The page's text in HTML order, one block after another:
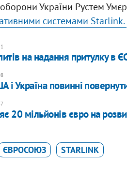
оборони України Рустем
системами Starlink.
на надання притулку в
і Україна повинні
20 мільйонів євро на
ЄВРОСОЮЗ STARLINK